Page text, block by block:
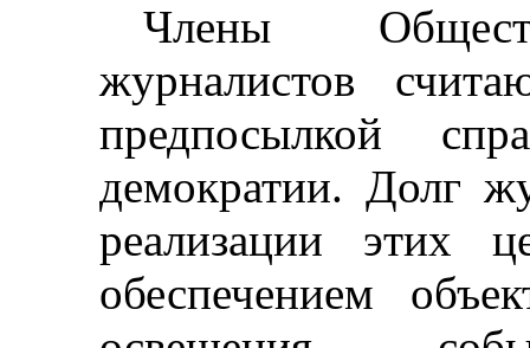
Члены
журналистов
предпосылкой
демократии. Долг
реализации этих
обеспечением